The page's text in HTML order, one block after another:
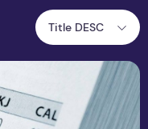
Title DESC